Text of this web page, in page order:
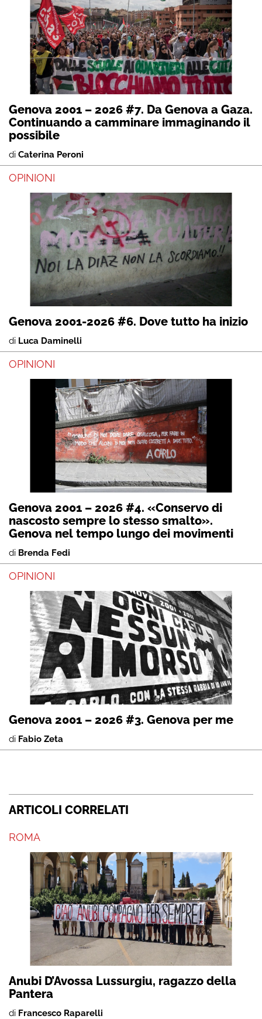
Genova 2001 – 2026 #7. Da Genova a Gaza.
Continuando a camminare immaginando il
possibile
di Caterina Peroni
OPINIONI
Genova 2001-2026 #6. Dove tutto ha inizio
di Luca Daminelli
OPINIONI
Genova 2001 – 2026 #4. «Conservo di
nascosto sempre lo stesso smalto».
Genova nel tempo lungo dei movimenti
di Brenda Fedi
OPINIONI
Genova 2001 – 2026 #3. Genova per me
di Fabio Zeta
ARTICOLI CORRELATI
ROMA
Anubi D’Avossa Lussurgiu, ragazzo della
Pantera
di Francesco Raparelli